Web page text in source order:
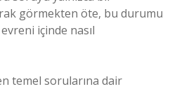
görmekten öte, bu durumu
içinde nasıl
temel sorularına dair